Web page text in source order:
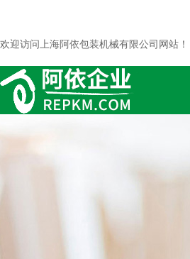
欢迎访问上海阿依包装机械有限公司网站！